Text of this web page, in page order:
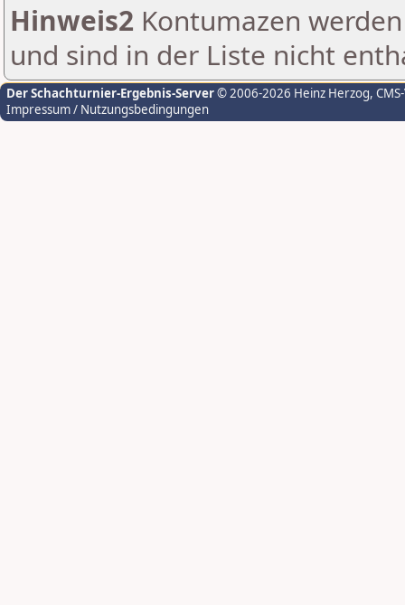
Hinweis2 Kontumazen
und sind in der Liste nicht
Der Schachturnier-Ergebnis-Server© 2006-2026 Heinz Herzog,
Impressum / Nutzungsbedingungen